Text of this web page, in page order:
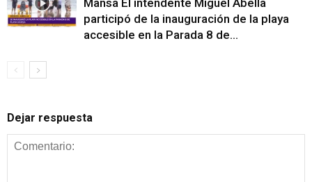
participó de la inauguración de la playa
accesible en la Parada 8 de...
Dejar respuesta